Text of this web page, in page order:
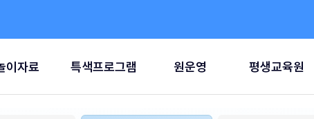
이자료 특색프로그램 원운영 평생교육원